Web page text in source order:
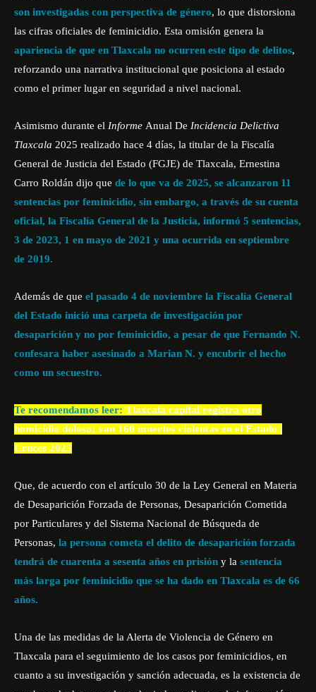
son investigadas con perspectiva de género, lo que distorsiona
las cifras oficiales de feminicidio. Esta omisión genera la
apariencia de que en Tlaxcala no ocurren este tipo de delitos,
reforzando una narrativa institucional que posiciona al estado
como el primer lugar en seguridad a nivel nacional.
Asimismo durante el Informe Anual De Incidencia Delictiva
Tlaxcala 2025 realizado hace 4 días, la titular de la Fiscalía
General de Justicia del Estado (FGJE) de Tlaxcala, Ernestina
Carro Roldán dijo que de lo que va de 2025, se alcanzaron 11
sentencias por feminicidio, sin embargo, a través de su cuenta
oficial, la Fiscalía General de la Justicia, informó 5 sentencias,
3 de 2023, 1 en mayo de 2021 y una ocurrida en septiembre
de 2019.
Además de que el pasado 4 de noviembre la Fiscalía General
del Estado inició una carpeta de investigación por
desaparición y no por feminicidio, a pesar de que Fernando N.
confesara haber asesinado a Marian N. y encubrir el hecho
como un secuestro.
Te recomendamos leer: Tlaxcala capital registra otro
homicidio doloso; van 160 muertes violentas en el Estado |
Cruces 2025
Que, de acuerdo con el artículo 30 de la Ley General en Materia
de Desaparición Forzada de Personas, Desaparición Cometida
por Particulares y del Sistema Nacional de Búsqueda de
Personas, la persona cometa el delito de desaparición forzada
tendrá de cuarenta a sesenta años en prisión y la sentencia
más larga por feminicidio que se ha dado en Tlaxcala es de 66
años.
Una de las medidas de la Alerta de Violencia de Género en
Tlaxcala para el seguimiento de los casos por feminicidios, en
cuanto a su investigación y sanción adecuada, es la existencia de